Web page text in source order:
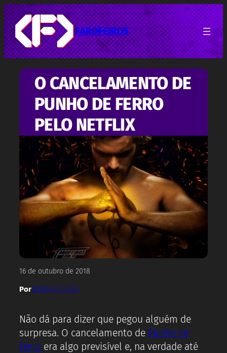
Pular
para
o
conteúdo
FAROFEIROS
O CANCELAMENTO DE
PUNHO DE FERRO
PELO NETFLIX
16 de outubro de 2018
PorRodrigo Castro
Não dá para dizer que pegou alguém de
surpresa. O cancelamento de Punho de
Ferro era algo previsível e, na verdade até